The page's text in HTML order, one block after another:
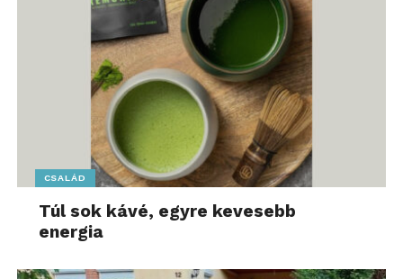
CSALÁD
Túl sok kávé, egyre kevesebb
energia